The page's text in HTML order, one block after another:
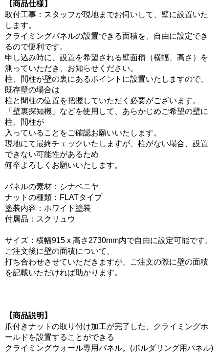
【商品仕様】
取付工事：スタッフが現地までお伺いして、壁に設置いた
します。
クライミングパネルの設置できる面積を、自由に設定でき
るので便利です。
申し込み時に、設置を希望される壁面積（横幅、高さ）を
測っていただき、お知らせください。
柱、間柱が壁の裏にあるポイントに設置いたしますので、
既存壁の場合は
柱と間柱の位置を把握していただく必要がございます。
「壁裏探知機」などを使用して、あらかじめご希望の壁に
柱、間柱が
入っていることをご確認お願いいたします。
現地にて最終チェックいたしますが、柱がない場合、設置
できない可能性があるため
何卒よろしくお願いいたします。
パネルの素材：シナベニヤ
ナットの種類：FLATタイプ
塗装内容：ホワイト塗装
付属品：スクリュウ
サイズ：横幅915 x 高さ2730mm内で自由に設定可能です。
ご注文後に壁の面積について、
打ち合わせさせていただきますが、ご注文の際に壁の面積
を記載いただければ助かります。
【商品説明】
爪付きナットの取り付け加工が完了した、クライミングホ
ールドを設置することができる
クライミングウォール専用パネル。(ボルダリング用パネル)